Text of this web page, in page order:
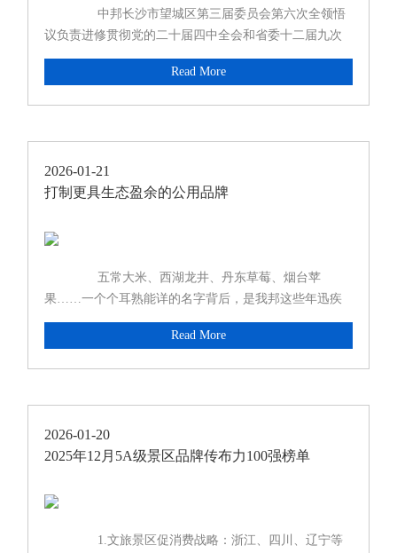
中邦长沙市望城区第三届委员会第六次全领悟
议负责进修贯彻党的二十届四中全会和省委十二届九次
Read More
2026-01-21
打制更具生态盈余的公用品牌
五常大米、西湖龙井、丹东草莓、烟台苹
果……一个个耳熟能详的名字背后，是我邦这些年迅疾
繁荣
Read More
2026-01-20
2025年12月5A级景区品牌传布力100强榜单
1.文旅景区促消费战略：浙江、四川、辽宁等